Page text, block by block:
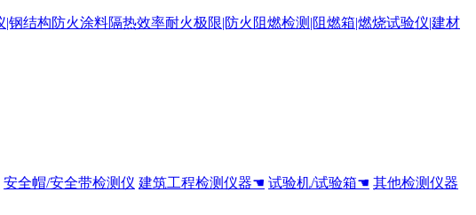
安全帽/安全带检测仪 建筑工程检测仪器☚ 试验机/试验箱☚ 其他检测仪器